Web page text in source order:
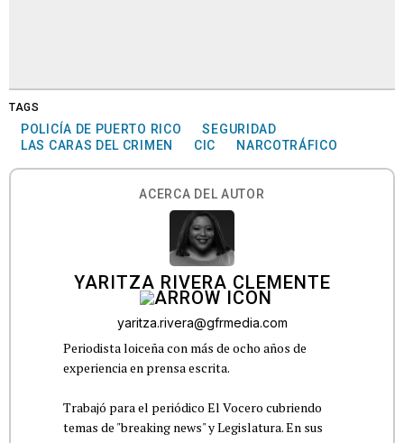
TAGS
POLICÍA DE PUERTO RICO
SEGURIDAD
LAS CARAS DEL CRIMEN
CIC NARCOTRÁFICO
ACERCA DEL AUTOR
YARITZA RIVERA CLEMENTE
yaritza.rivera@gfrmedia.com
Periodista loiceña con más de ocho años de
experiencia en prensa escrita.
Trabajó para el periódico El Vocero cubriendo
temas de "breaking news" y Legislatura. En sus